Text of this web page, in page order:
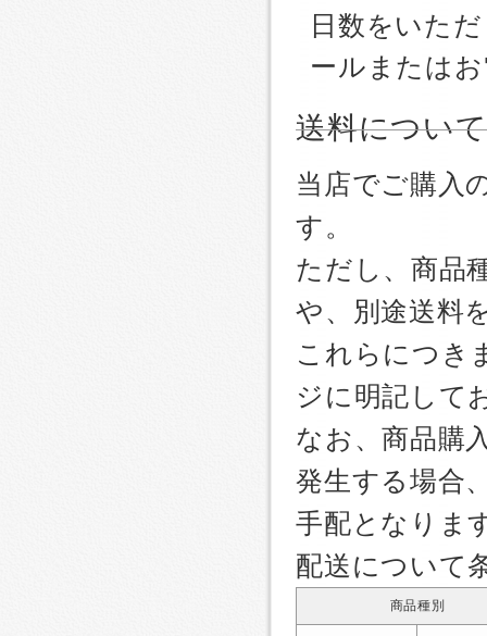
日数をいた
ールまたは
送料について
当店でご購入
す。
ただし、商品
や、別途送料
これらにつき
ジに明記して
なお、商品購
発生する場合
手配となりま
配送について
商品種別